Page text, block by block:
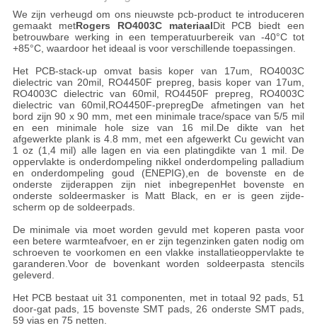
We zijn verheugd om ons nieuwste pcb-product te introduceren
gemaakt metRogers RO4003C materiaalDit PCB biedt een
betrouwbare werking in een temperatuurbereik van -40°C tot
+85°C, waardoor het ideaal is voor verschillende toepassingen.
Het PCB-stack-up omvat basis koper van 17um, RO4003C
dielectric van 20mil, RO4450F prepreg, basis koper van 17um,
RO4003C dielectric van 60mil, RO4450F prepreg, RO4003C
dielectric van 60mil,RO4450F-prepregDe afmetingen van het
bord zijn 90 x 90 mm, met een minimale trace/space van 5/5 mil
en een minimale hole size van 16 mil.De dikte van het
afgewerkte plank is 4.8 mm, met een afgewerkt Cu gewicht van
1 oz (1,4 mil) alle lagen en via een platingdikte van 1 mil. De
oppervlakte is onderdompeling nikkel onderdompeling palladium
en onderdompeling goud (ENEPIG),en de bovenste en de
onderste zijderappen zijn niet inbegrepenHet bovenste en
onderste soldeermasker is Matt Black, en er is geen zijde-
scherm op de soldeerpads.
De minimale via moet worden gevuld met koperen pasta voor
een betere warmteafvoer, en er zijn tegenzinken gaten nodig om
schroeven te voorkomen en een vlakke installatieoppervlakte te
garanderen.Voor de bovenkant worden soldeerpasta stencils
geleverd.
Het PCB bestaat uit 31 componenten, met in totaal 92 pads, 51
door-gat pads, 15 bovenste SMT pads, 26 onderste SMT pads,
59 vias en 75 netten.